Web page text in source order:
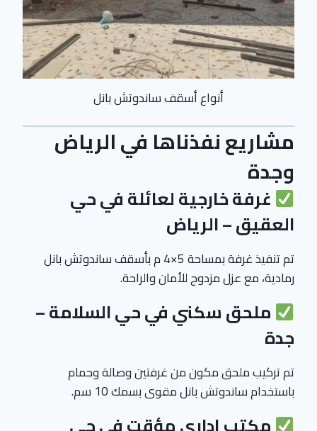
أنواع أسقف ساندوتش بانل
مشاريع نفذناها في الرياض
وجدة
غرفة خارجية لعائلة في حي
العقيق – الرياض
تم تنفيذ غرفة بمساحة 5×4 م بأسقف ساندوتش بانل
رمادية، مع عزل مزدوج للأمان والراحة.
ملحق سكني في حي السلامة –
جدة
تم تركيب ملحق مكون من غرفتين وصالة وحمام
باستخدام ساندوتش بانل مقوى بسمك 10 سم.